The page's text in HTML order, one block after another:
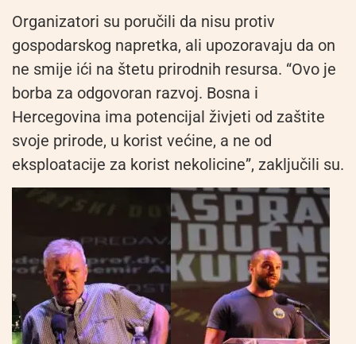
Organizatori su poručili da nisu protiv
gospodarskog napretka, ali upozoravaju da on
ne smije ići na štetu prirodnih resursa. “Ovo je
borba za odgovoran razvoj. Bosna i
Hercegovina ima potencijal živjeti od zaštite
svoje prirode, u korist većine, a ne od
eksploatacije za korist nekolicine”, zaključili su.